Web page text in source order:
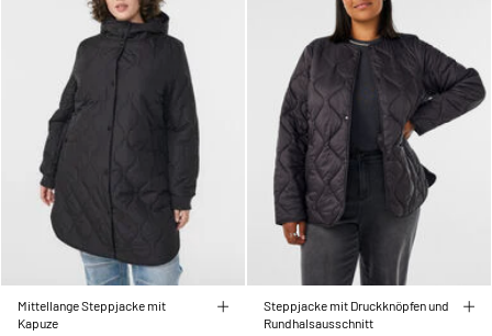
Mittellange Steppjacke mit
Kapuze
Steppjacke mit Druckknöpfen und
Rundhalsausschnitt